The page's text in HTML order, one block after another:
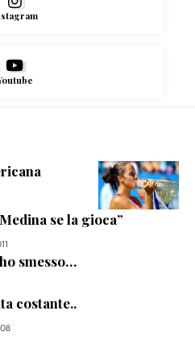
se la gioca”
smesso…
costante..